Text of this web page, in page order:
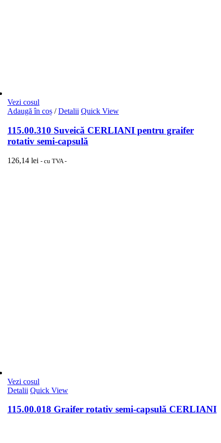
Vezi cosul
Adaugă în coș / Detalii Quick View
115.00.310 Suveică CERLIANI pentru graifer
rotativ semi-capsulă
126,14 lei - cu TVA -
Vezi cosul
Detalii Quick View
115.00.018 Graifer rotativ semi-capsulă CERLIANI